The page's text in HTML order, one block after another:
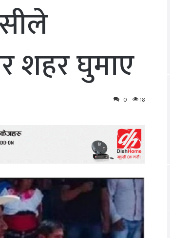
शहर घुमाए
0 18